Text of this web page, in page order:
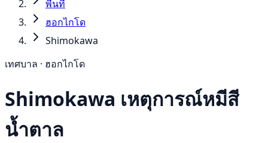
พื้นที่
ฮอกไกโด
Shimokawa
เทศบาล · ฮอกไกโด
Shimokawa เหตุการณ์หมีสี
น้ำตาล